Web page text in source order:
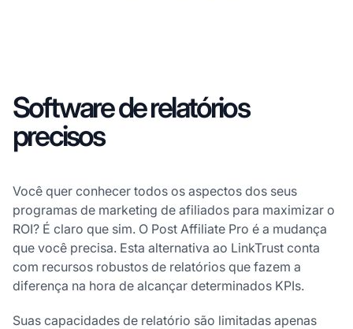
Software de relatórios
precisos
Você quer conhecer todos os aspectos dos seus
programas de marketing de afiliados para maximizar o
ROI? É claro que sim. O Post Affiliate Pro é a mudança
que você precisa. Esta alternativa ao LinkTrust conta
com recursos robustos de relatórios que fazem a
diferença na hora de alcançar determinados KPIs.
Suas capacidades de relatório são limitadas apenas